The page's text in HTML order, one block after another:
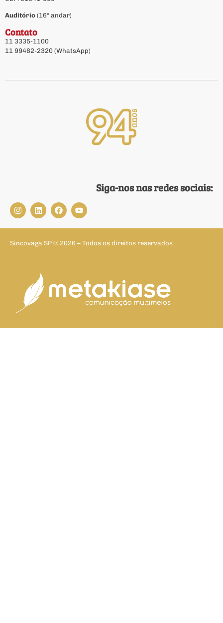
Auditório (16º andar)
Contato
11 3335-1100
11 99482-2320 (WhatsApp)
Siga-nos nas redes sociais:
Sincovaga SP © 2026 – Todos os direitos reservados